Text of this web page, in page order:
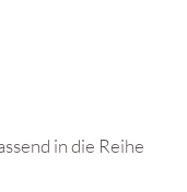
in die Reihe